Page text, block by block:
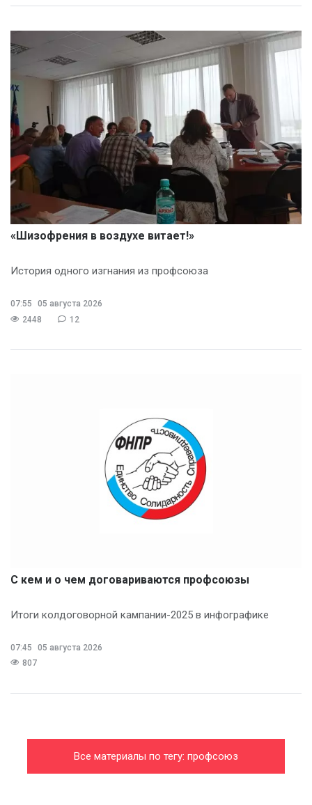
«Шизофрения в воздухе витает!»
История одного изгнания из профсоюза
07:55
05 августа 2026
2448
12
С кем и о чем договариваются профсоюзы
Итоги колдоговорной кампании-2025 в инфографике
07:45
05 августа 2026
807
Все материалы по тегу: профсоюз